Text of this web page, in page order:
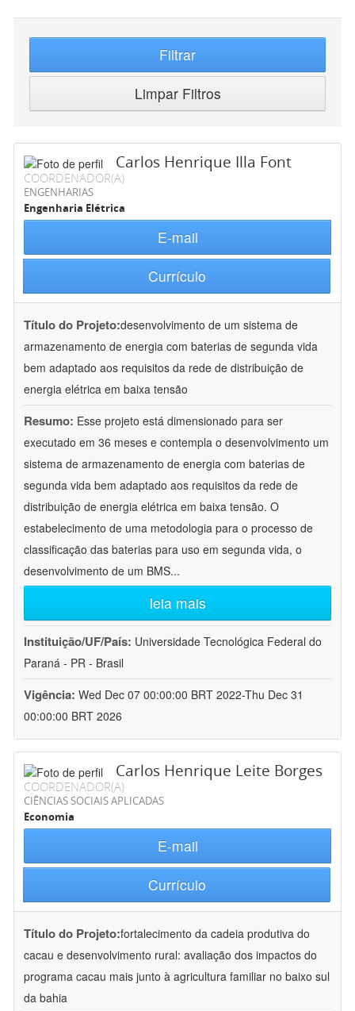
Filtrar
Limpar Filtros
Carlos Henrique Illa Font
COORDENADOR(A)
ENGENHARIAS
Engenharia Elétrica
E-mail
Currículo
Título do Projeto:desenvolvimento de um sistema de
armazenamento de energia com baterias de segunda vida
bem adaptado aos requisitos da rede de distribuição de
energia elétrica em baixa tensão
Resumo: Esse projeto está dimensionado para ser
executado em 36 meses e contempla o desenvolvimento um
sistema de armazenamento de energia com baterias de
segunda vida bem adaptado aos requisitos da rede de
distribuição de energia elétrica em baixa tensão. O
estabelecimento de uma metodologia para o processo de
classificação das baterias para uso em segunda vida, o
desenvolvimento de um BMS...
leia mais
Instituição/UF/País: Universidade Tecnológica Federal do
Paraná - PR - Brasil
Vigência: Wed Dec 07 00:00:00 BRT 2022-Thu Dec 31
00:00:00 BRT 2026
Carlos Henrique Leite Borges
COORDENADOR(A)
CIÊNCIAS SOCIAIS APLICADAS
Economia
E-mail
Currículo
Título do Projeto:fortalecimento da cadeia produtiva do
cacau e desenvolvimento rural: avaliação dos impactos do
programa cacau mais junto à agricultura familiar no baixo sul
da bahia